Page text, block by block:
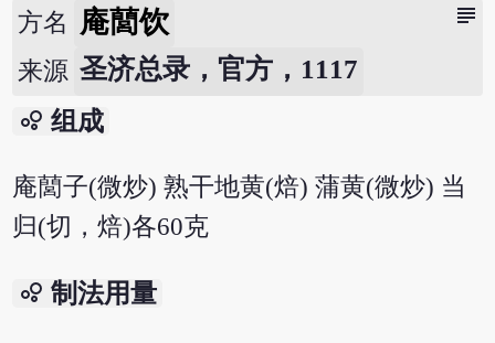
subject
方名 庵䕡饮
来源 圣济总录，官方，1117
bubble_chart 组成
庵䕡子(微炒) 熟干地黄(焙) 蒲黄(微炒) 当
归(切，焙)各60克
bubble_chart 制法用量